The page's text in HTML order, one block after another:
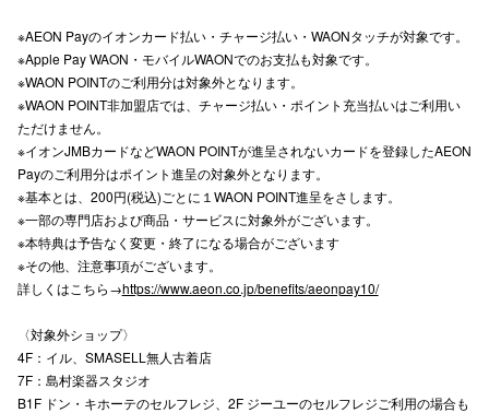
※AEON Payのイオンカード払い・チャージ払い・WAONタッチが対象です。
※Apple Pay WAON・モバイルWAONでのお支払も対象です。
※WAON POINTのご利用分は対象外となります。
※WAON POINT非加盟店では、チャージ払い・ポイント充当払いはご利用い
ただけません。
※イオンJMBカードなどWAON POINTが進呈されないカードを登録したAEON
Payのご利用分はポイント進呈の対象外となります。
※基本とは、200円(税込)ごとに１WAON POINT進呈をさします。
※一部の専門店および商品・サービスに対象外がございます。
※本特典は予告なく変更・終了になる場合がございます
※その他、注意事項がございます。
詳しくはこちら→https://www.aeon.co.jp/benefits/aeonpay10/
〈対象外ショップ〉
4F：イル、SMASELL無人古着店
7F：島村楽器スタジオ
B1F ドン・キホーテのセルフレジ、2F ジーユーのセルフレジご利用の場合も
秋田オ
高崎オ